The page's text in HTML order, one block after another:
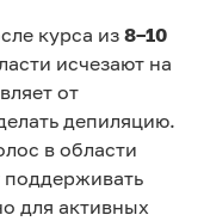
курса из 8–10
исчезают на
от
депиляцию.
в области
поддерживать
для активных